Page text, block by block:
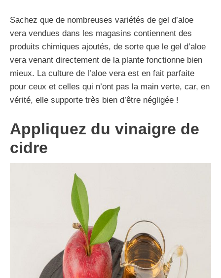
Sachez que de nombreuses variétés de gel d’aloe
vera vendues dans les magasins contiennent des
produits chimiques ajoutés, de sorte que le gel d’aloe
vera venant directement de la plante fonctionne bien
mieux. La culture de l’aloe vera est en fait parfaite
pour ceux et celles qui n’ont pas la main verte, car, en
vérité, elle supporte très bien d’être négligée !
Appliquez du vinaigre de
cidre